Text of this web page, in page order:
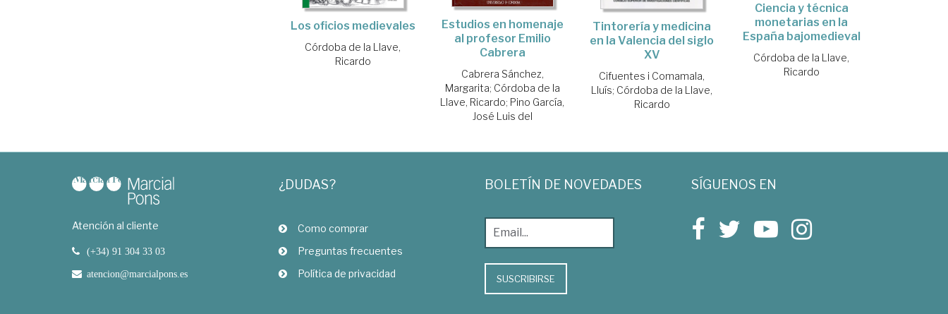
Los oficios medievales
Córdoba de la Llave,
Ricardo
Estudios en homenaje
al profesor Emilio
Cabrera
Cabrera Sánchez,
Margarita; Córdoba de la
Llave, Ricardo; Pino García,
José Luis del
Tintorería y medicina
en la Valencia del siglo
XV
Cifuentes i Comamala,
Lluís; Córdoba de la Llave,
Ricardo
Ciencia y técnica
monetarias en la
España bajomedieval
Córdoba de la Llave,
Ricardo
Atención al cliente
(+34) 91 304 33 03
atencion@marcialpons.es
¿DUDAS?
Como comprar
Preguntas frecuentes
Política de privacidad
BOLETÍN DE NOVEDADES
SUSCRIBIRSE
SÍGUENOS EN